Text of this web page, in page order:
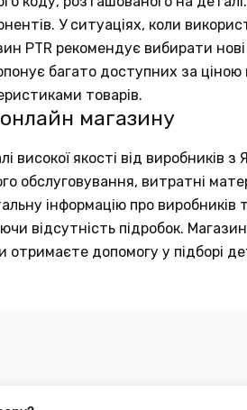
У ситуаціях, коли
PTR рекомендує вибирати
багато доступних за
товарів.
магазину
високої якості від виробників
обслуговування, витратні
інформацію про
відсутність підробок.
допомогу у підборі